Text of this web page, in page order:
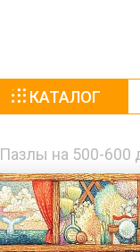
КАТАЛОГ
Пазлы на 500-600